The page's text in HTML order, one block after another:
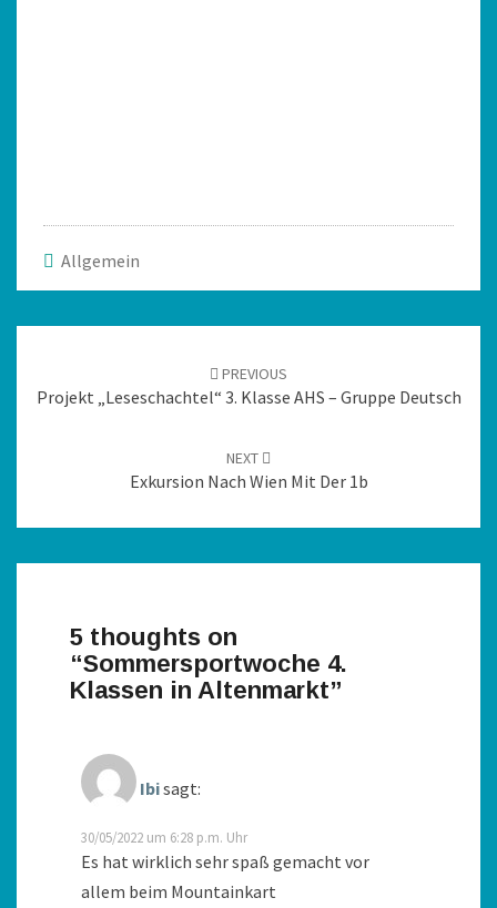
Allgemein
PREVIOUS
Projekt „Leseschachtel“ 3. Klasse AHS – Gruppe Deutsch
NEXT
Exkursion Nach Wien Mit Der 1b
5 thoughts on
“Sommersportwoche 4.
Klassen in Altenmarkt”
Ibisagt:
30/05/2022 um 6:28 p.m. Uhr
Es hat wirklich sehr spaß gemacht vor
allem beim Mountainkart